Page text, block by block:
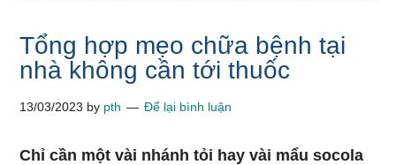
Tổng hợp mẹo chữa bệnh tại
nhà không cần tới thuốc
13/03/2023 by pth Để lại bình luận
Chỉ cần một vài nhánh tỏi hay vài mẩu socola